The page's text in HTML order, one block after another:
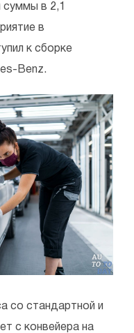
суммы в 2,1
в
к сборке
Benz.
со стандартной и
с конвейера на